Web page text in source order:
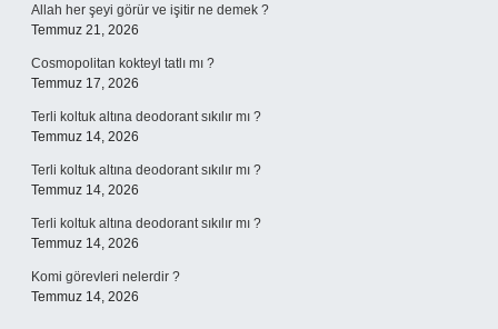
Allah her şeyi görür ve işitir ne demek ?
Temmuz 21, 2026
Cosmopolitan kokteyl tatlı mı ?
Temmuz 17, 2026
Terli koltuk altına deodorant sıkılır mı ?
Temmuz 14, 2026
Terli koltuk altına deodorant sıkılır mı ?
Temmuz 14, 2026
Terli koltuk altına deodorant sıkılır mı ?
Temmuz 14, 2026
Komi görevleri nelerdir ?
Temmuz 14, 2026